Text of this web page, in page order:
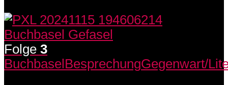
Folge 3
BuchbaselBesprechungGegenwart/